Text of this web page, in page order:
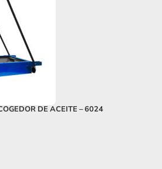
DE ACEITE – 6024